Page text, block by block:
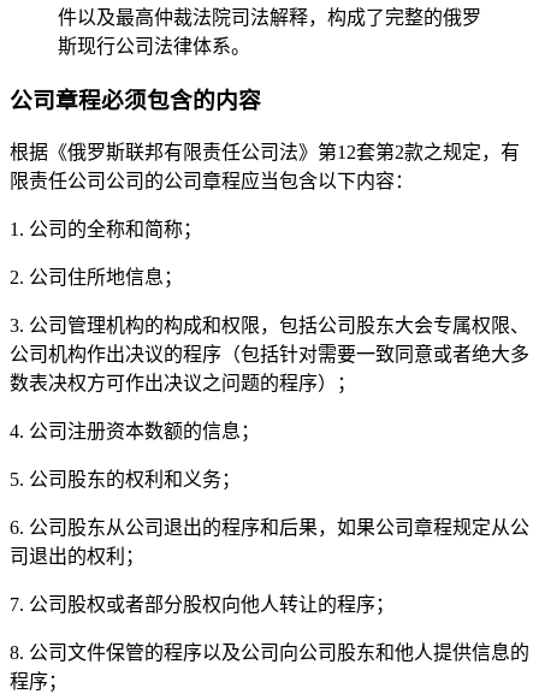
件以及最高仲裁法院司法解释，构成了完整的俄罗
斯现行公司法律体系。
公司章程必须包含的内容
根据《俄罗斯联邦有限责任公司法》第12套第2款之规定，有
限责任公司公司的公司章程应当包含以下内容：
1. 公司的全称和简称；
2. 公司住所地信息；
3. 公司管理机构的构成和权限，包括公司股东大会专属权限、
公司机构作出决议的程序（包括针对需要一致同意或者绝大多
数表决权方可作出决议之问题的程序）；
4. 公司注册资本数额的信息；
5. 公司股东的权利和义务；
6. 公司股东从公司退出的程序和后果，如果公司章程规定从公
司退出的权利；
7. 公司股权或者部分股权向他人转让的程序；
8. 公司文件保管的程序以及公司向公司股东和他人提供信息的
程序；